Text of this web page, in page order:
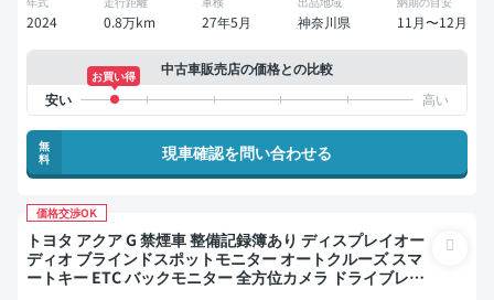
2024 0.8万km 27年5月 神奈川県 11月〜12月
中古車販売店の価格との比較
お買い得
無
料
現車確認を問い合わせる
価格交渉OK
トヨタ アクア G 禁煙車 整備記録簿あり ディスプレイオー
ディオ ブラインドスポットモニター オートクルーズ スマ
ートキー ETC バックモニター 全方位カメラ ドライブレコ